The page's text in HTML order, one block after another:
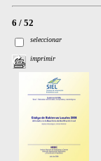
6 / 52
seleccionar
imprimir